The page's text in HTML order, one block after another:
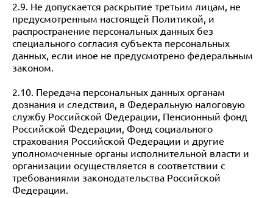
2.9. Не допускается раскрытие третьим лицам, не
предусмотренным настоящей Политикой, и
распространение персональных данных без
специального согласия субъекта персональных
данных, если иное не предусмотрено федеральным
законом.
2.10. Передача персональных данных органам
дознания и следствия, в Федеральную налоговую
службу Российской Федерации, Пенсионный фонд
Российской Федерации, Фонд социального
страхования Российской Федерации и другие
уполномоченные органы исполнительной власти и
организации осуществляется в соответствии с
требованиями законодательства Российской
Федерации.